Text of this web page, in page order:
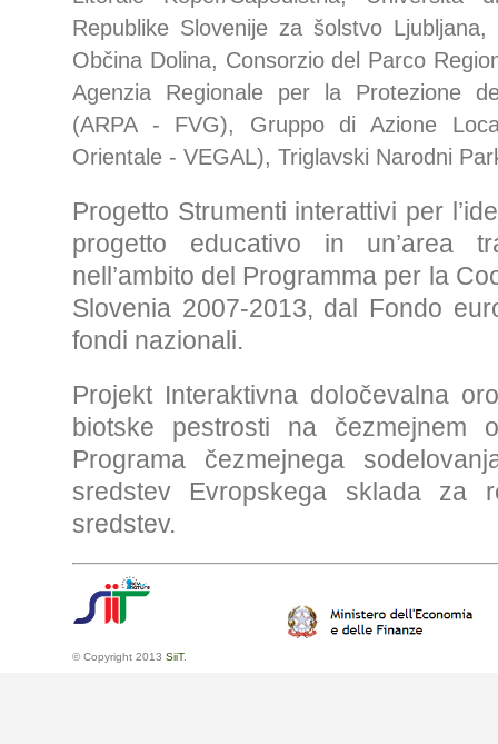
Republike Slovenije za šolstvo
Občina Dolina, Consorzio del Parco
Agenzia Regionale per la Protezione
(ARPA - FVG), Gruppo di Azione
Orientale - VEGAL), Triglavski Narodni
Progetto Strumenti interattivi per
progetto educativo in un’area
nell’ambito del Programma per la
Slovenia 2007-2013, dal Fondo
fondi nazionali.
Projekt Interaktivna določevalna
biotske pestrosti na čezmejnem
Programa čezmejnega
sredstev Evropskega sklada za
sredstev.
© Copyright 2013 SiiT.